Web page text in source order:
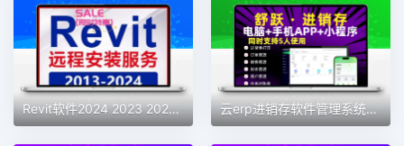
Revit软件2024 2023 2022 2021 2019 2018 2016BIM安装族库远程包 云erp进销存软件管理系统仓库库存管理系统送货单管理系统永久